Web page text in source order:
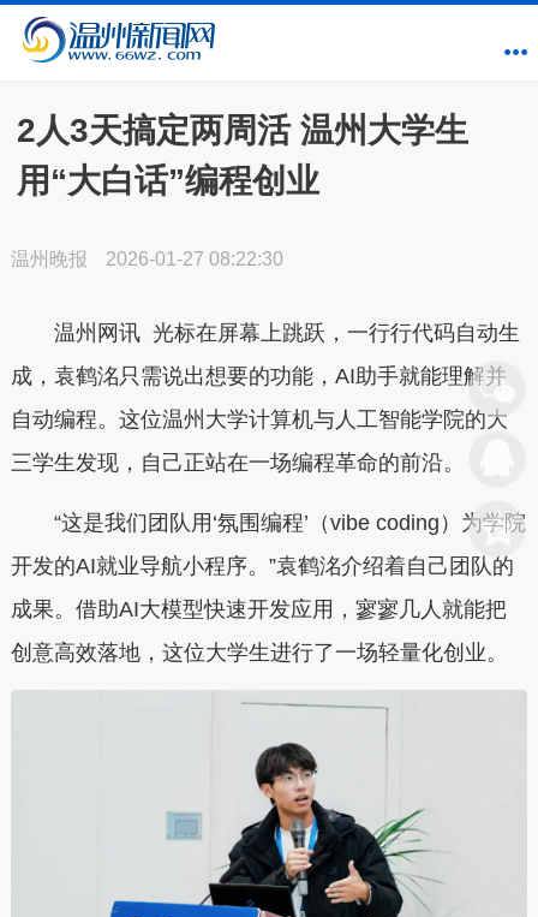
2人3天搞定两周活 温州大学生
用“大白话”编程创业
温州晚报 2026-01-27 08:22:30
温州网讯 光标在屏幕上跳跃，一行行代码自动生
成，袁鹤洺只需说出想要的功能，AI助手就能理解并
自动编程。这位温州大学计算机与人工智能学院的大
三学生发现，自己正站在一场编程革命的前沿。
“这是我们团队用‘氛围编程’（vibe coding）为学院
开发的AI就业导航小程序。”袁鹤洺介绍着自己团队的
成果。借助AI大模型快速开发应用，寥寥几人就能把
创意高效落地，这位大学生进行了一场轻量化创业。